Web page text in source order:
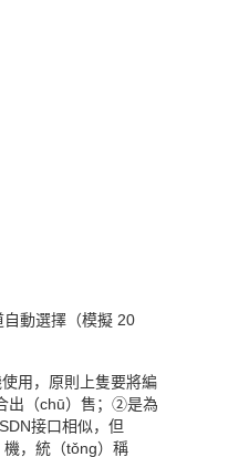
動選擇（模擬 20
用，原則上隻要將編
出（chū）售；②是為
接口相似，但
，統（tǒng）稱